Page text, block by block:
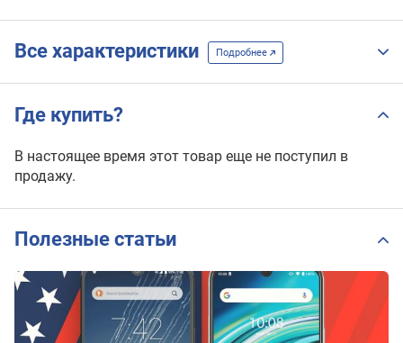
Все характеристики Подробнее
Где купить?
В настоящее время этот товар еще не поступил в
продажу.
Полезные статьи